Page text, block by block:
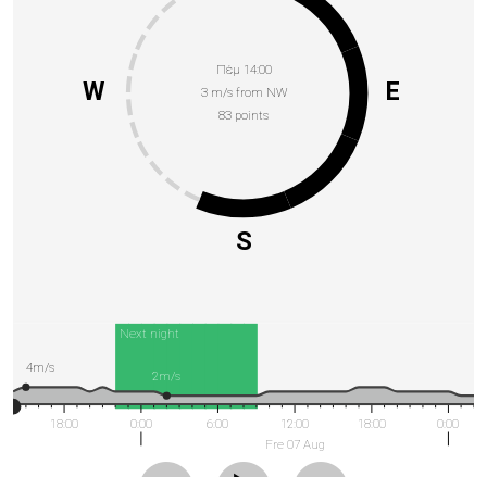
Πέμ 14:00
3 m/s from NW
83 points
E
S
W
Next night
18:00 0:00 6:00
12:00
Fre 07 Aug
18:00 0:00
4m/s
2m/s